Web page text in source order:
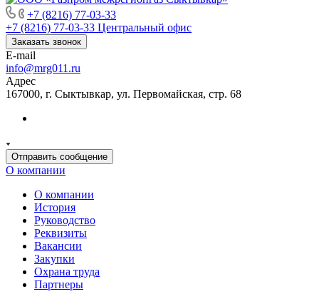
+7 (8216) 77-03-33
+7 (8216) 77-03-33 Центральный офис
Заказать звонок
E-mail
info@mrg011.ru
Адрес
167000, г. Сыктывкар, ул. Первомайская, стр. 68
Отправить сообщение
О компании
О компании
История
Руководство
Реквизиты
Вакансии
Закупки
Охрана труда
Партнеры